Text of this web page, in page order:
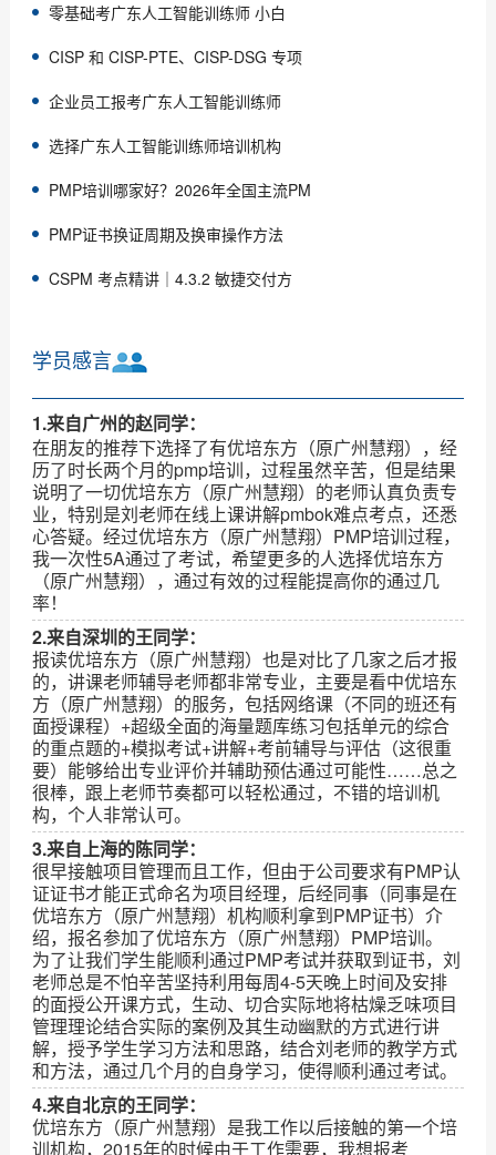
零基础考广东人工智能训练师 小白
CISP 和 CISP-PTE、CISP-DSG 专项
企业员工报考广东人工智能训练师
选择广东人工智能训练师培训机构
PMP培训哪家好？2026年全国主流PM
PMP证书换证周期及换审操作方法
CSPM 考点精讲｜4.3.2 敏捷交付方
学员感言
1.来自广州的赵同学：
在朋友的推荐下选择了有优培东方（原广州慧翔），经
历了时长两个月的pmp培训，过程虽然辛苦，但是结果
说明了一切优培东方（原广州慧翔）的老师认真负责专
业，特别是刘老师在线上课讲解pmbok难点考点，还悉
心答疑。经过优培东方（原广州慧翔）PMP培训过程，
我一次性5A通过了考试，希望更多的人选择优培东方
（原广州慧翔），通过有效的过程能提高你的通过几
率！
2.来自深圳的王同学：
报读优培东方（原广州慧翔）也是对比了几家之后才报
的，讲课老师辅导老师都非常专业，主要是看中优培东
方（原广州慧翔）的服务，包括网络课（不同的班还有
面授课程）+超级全面的海量题库练习包括单元的综合
的重点题的+模拟考试+讲解+考前辅导与评估（这很重
要）能够给出专业评价并辅助预估通过可能性……总之
很棒，跟上老师节奏都可以轻松通过，不错的培训机
构，个人非常认可。
3.来自上海的陈同学：
很早接触项目管理而且工作，但由于公司要求有PMP认
证证书才能正式命名为项目经理，后经同事（同事是在
优培东方（原广州慧翔）机构顺利拿到PMP证书）介
绍，报名参加了优培东方（原广州慧翔）PMP培训。
为了让我们学生能顺利通过PMP考试并获取到证书，刘
老师总是不怕辛苦坚持利用每周4-5天晚上时间及安排
的面授公开课方式，生动、切合实际地将枯燥乏味项目
管理理论结合实际的案例及其生动幽默的方式进行讲
解，授予学生学习方法和思路，结合刘老师的教学方式
和方法，通过几个月的自身学习，使得顺利通过考试。
4.来自北京的王同学：
优培东方（原广州慧翔）是我工作以后接触的第一个培
训机构，2015年的时候由于工作需要，我想报考